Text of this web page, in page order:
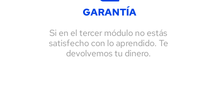
GARANTÍA
Si en el tercer módulo no estás
satisfecho con lo aprendido. Te
devolvemos tu dinero.